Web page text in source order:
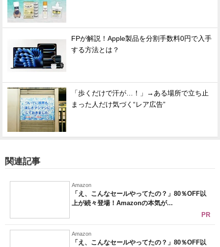
FPが解説！Apple製品を分割手数料0円で入手
する方法とは？
「歩くだけで汗が…！」→ある場所で立ち止
まった人だけ気づく“レア広告”
関連記事
Amazon
「え、こんなセールやってたの？」80％OFF以
上が続々登場！Amazonの本気が...
PR
Amazon
「え、こんなセールやってたの？」80％OFF以